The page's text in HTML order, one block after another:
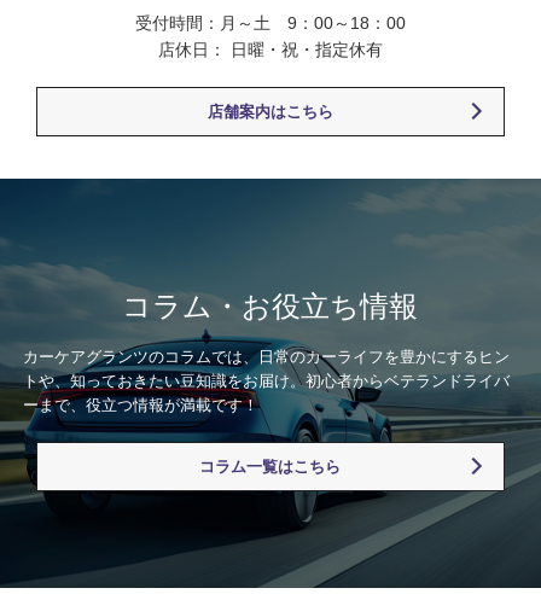
受付時間：月～土 9：00～18：00
店休日： 日曜・祝・指定休有
店舗案内はこちら
コラム・お役立ち情報
カーケアグランツのコラムでは、日常のカーライフを豊かにするヒン
トや、知っておきたい豆知識をお届け。初心者からベテランドライバ
ーまで、役立つ情報が満載です！
コラム一覧はこちら